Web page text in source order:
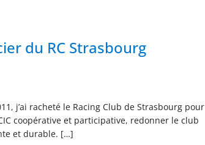
du RC Strasbourg
j’ai racheté le Racing Club de Strasbourg pour
coopérative et participative, redonner le club
et durable. […]